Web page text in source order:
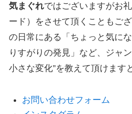
気まぐれではございますがお
ード）をさせて頂くこともご
の日常にある「ちょっと気に
りすがりの発見」など、ジャ
小さな変化”を教えて頂けます
お問い合わせフォーム